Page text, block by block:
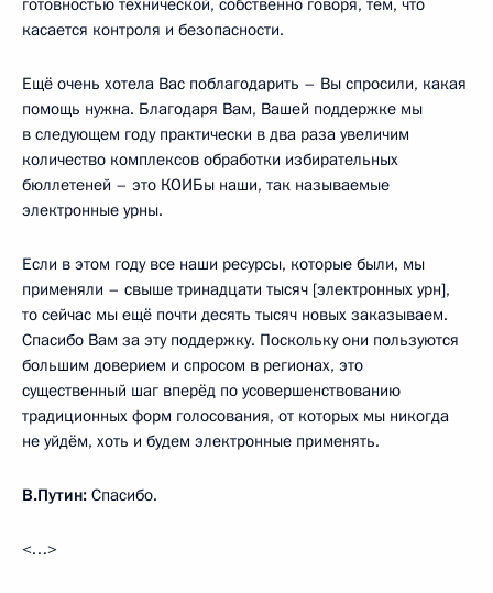
касается контроля и безопасности.
Ещё очень хотела Вас поблагодарить – Вы спросили, какая
помощь нужна. Благодаря Вам, Вашей поддержке мы
в следующем году практически в два раза увеличим
количество комплексов обработки избирательных
бюллетеней – это КОИБы наши, так называемые
электронные урны.
Если в этом году все наши ресурсы, которые были, мы
применяли – свыше тринадцати тысяч [электронных урн],
то сейчас мы ещё почти десять тысяч новых заказываем.
Спасибо Вам за эту поддержку. Поскольку они пользуются
большим доверием и спросом в регионах, это
существенный шаг вперёд по усовершенствованию
традиционных форм голосования, от которых мы никогда
не уйдём, хоть и будем электронные применять.
В.Путин: Спасибо.
<…>